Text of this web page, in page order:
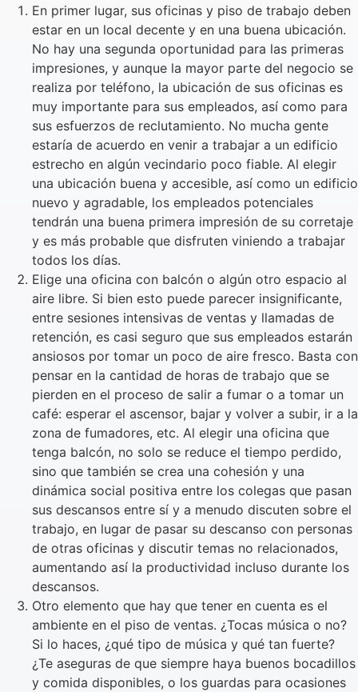
En primer lugar, sus oficinas y piso de trabajo deben
estar en un local decente y en una buena ubicación.
No hay una segunda oportunidad para las primeras
impresiones, y aunque la mayor parte del negocio se
realiza por teléfono, la ubicación de sus oficinas es
muy importante para sus empleados, así como para
sus esfuerzos de reclutamiento. No mucha gente
estaría de acuerdo en venir a trabajar a un edificio
estrecho en algún vecindario poco fiable. Al elegir
una ubicación buena y accesible, así como un edificio
nuevo y agradable, los empleados potenciales
tendrán una buena primera impresión de su corretaje
y es más probable que disfruten viniendo a trabajar
todos los días.
Elige una oficina con balcón o algún otro espacio al
aire libre. Si bien esto puede parecer insignificante,
entre sesiones intensivas de ventas y llamadas de
retención, es casi seguro que sus empleados estarán
ansiosos por tomar un poco de aire fresco. Basta con
pensar en la cantidad de horas de trabajo que se
pierden en el proceso de salir a fumar o a tomar un
café: esperar el ascensor, bajar y volver a subir, ir a la
zona de fumadores, etc. Al elegir una oficina que
tenga balcón, no solo se reduce el tiempo perdido,
sino que también se crea una cohesión y una
dinámica social positiva entre los colegas que pasan
sus descansos entre sí y a menudo discuten sobre el
trabajo, en lugar de pasar su descanso con personas
de otras oficinas y discutir temas no relacionados,
aumentando así la productividad incluso durante los
descansos.
Otro elemento que hay que tener en cuenta es el
ambiente en el piso de ventas. ¿Tocas música o no?
Si lo haces, ¿qué tipo de música y qué tan fuerte?
¿Te aseguras de que siempre haya buenos bocadillos
y comida disponibles, o los guardas para ocasiones